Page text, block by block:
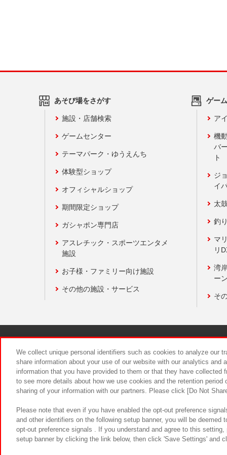
あそび場をさがす
施設・店舗検索
ゲームセンター
テーマパーク・ゆうえんち
体験型ショップ
オフィシャルショップ
期間限定ショップ
ガシャポン専門店
アスレチック・スポーツエンタメ
施設
お子様・ファミリー向け施設
その他の施設・サービス
ゲー
ア
機
バ
ト
ジ
イ
太
釣
マ
リ
湾
ー
そ
食品のご
We collect unique personal identifiers such as cookies to analyze our
share information about your use of our website with our analytics and
information that you have provided to them or that they have
to see more details about how we use cookies and the retention
sharing of your information with our partners. Please click [Do Not
Please note that even if you have enabled the opt-out preference
and other identifiers on the following setup banner, you will be
opt-out preference signals . If you understand and agree to this
setup banner by clicking the link below, then click 'Save Settings' and